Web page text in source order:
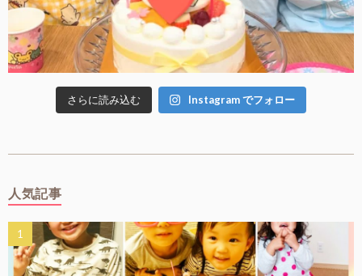
さらに読み込む Instagram でフォロー
人気記事